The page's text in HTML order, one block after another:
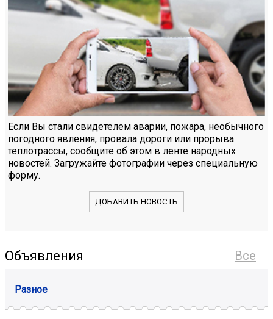
Если Вы стали свидетелем аварии, пожара, необычного
погодного явления, провала дороги или прорыва
теплотрассы, сообщите об этом в ленте народных
новостей. Загружайте фотографии через специальную
форму.
ДОБАВИТЬ НОВОСТЬ
Все
Объявления
Разное